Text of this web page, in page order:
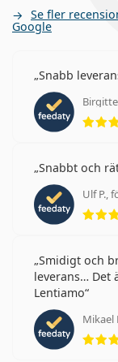
Se fler
Google
Snabb
Snabbt och
Ulf P.,
Smidigt och
leverans… Det
Lentiamo
Mikael